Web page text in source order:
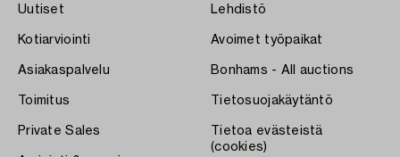
Uutiset
Kotiarviointi
Asiakaspalvelu
Toimitus
Private Sales
Lehdistö
Avoimet työpaikat
Bonhams - All auctions
Tietosuojakäytäntö
Tietoa evästeistä
(cookies)